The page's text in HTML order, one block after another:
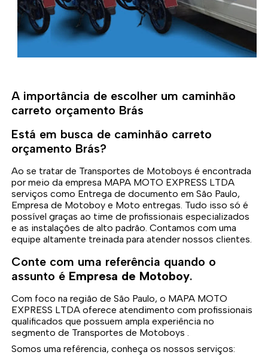
A importância de escolher um caminhão
carreto orçamento Brás
Está em busca de caminhão carreto
orçamento Brás?
Ao se tratar de Transportes de Motoboys é encontrada
por meio da empresa MAPA MOTO EXPRESS LTDA
serviços como Entrega de documento em São Paulo,
Empresa de Motoboy e Moto entregas. Tudo isso só é
possível graças ao time de profissionais especializados
e as instalações de alto padrão. Contamos com uma
equipe altamente treinada para atender nossos clientes.
Conte com uma referência quando o
assunto é Empresa de Motoboy.
Com foco na região de São Paulo, o MAPA MOTO
EXPRESS LTDA oferece atendimento com profissionais
qualificados que possuem ampla experiência no
segmento de Transportes de Motoboys .
Somos uma refêrencia, conheça os nossos serviços: